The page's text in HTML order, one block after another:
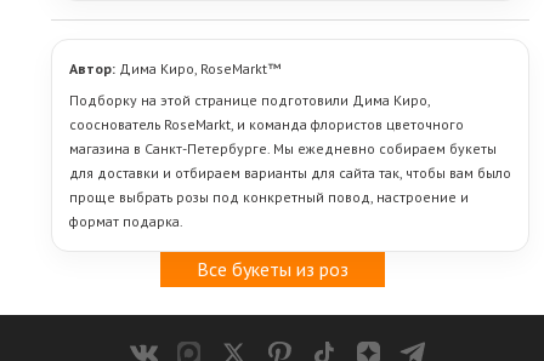
его рядом с батареей и свежими фруктами, убирать в тень и не
свежести цветов.
заранее. Букет собирается ближе ко времени отправки, чтобы
Автор: Дима Киро, RoseMarkt™
Подборку на этой странице подготовили Дима Киро,
сооснователь RoseMarkt, и команда флористов цветочного
магазина в Санкт-Петербурге. Мы ежедневно собираем букеты
для доставки и отбираем варианты для сайта так, чтобы вам было
проще выбрать розы под конкретный повод, настроение и
формат подарка.
Все букеты из роз